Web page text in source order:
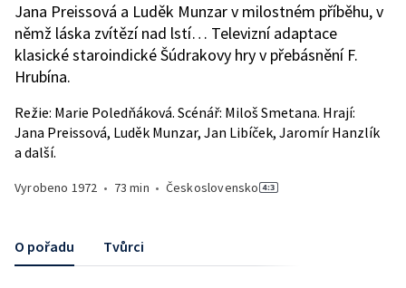
Jana Preissová a Luděk Munzar v milostném příběhu, v
němž láska zvítězí nad lstí… Televizní adaptace
klasické staroindické Šúdrakovy hry v přebásnění F.
Hrubína.
Režie: Marie Poledňáková. Scénář: Miloš Smetana. Hrají:
Jana Preissová, Luděk Munzar, Jan Libíček, Jaromír Hanzlík
a další.
Vyrobeno 1972 • 73 min • Československo
O pořadu Tvůrci